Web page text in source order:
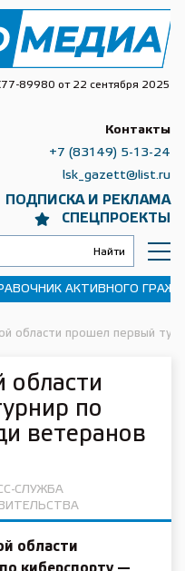
89980 от 22 сентября 2025
ПОДПИСКА И РЕКЛАМА
СПЕЦПРОЕКТЫ
Контакты
+7 (83149) 5-13-24
lsk_gazett@list.ru
АКТИВНОГО
области прошел первый
области
по
ветеранов
СЛУЖБА
области